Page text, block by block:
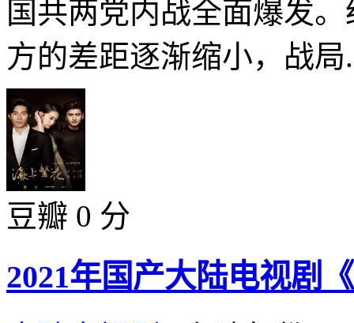
国共两党内战全面爆发
方的差距逐渐缩小，战
豆瓣 0 分
2021年国产大陆电视剧